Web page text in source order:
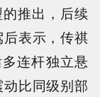
推出，后续
表示，传祺
连杆独立悬
比同级别部